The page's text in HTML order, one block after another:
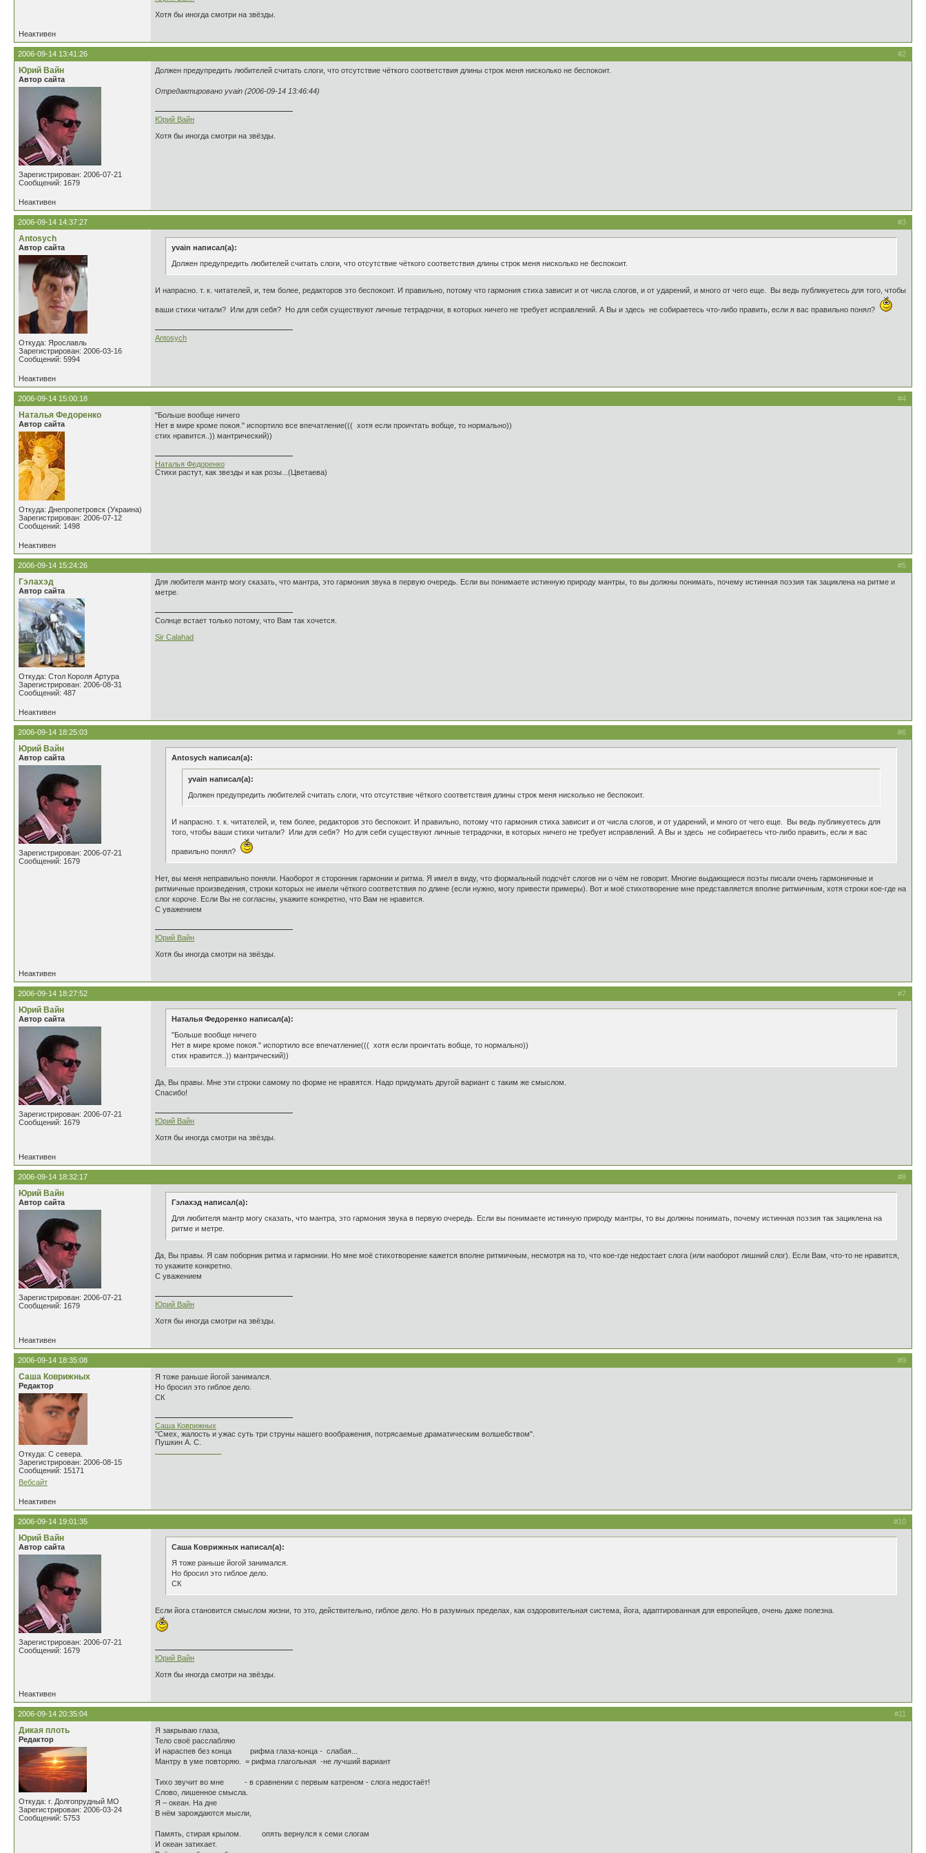
Хотя бы иногда смотри на звёзды.
Неактивен
#2
2006-09-14 13:41:26
Юрий Вайн
Автор сайта
Зарегистрирован: 2006-07-21
Сообщений: 1679
Должен предупредить любителей считать слоги, что отсутствие чёткого соответствия длины строк меня нисколько не беспокоит.
Отредактировано yvain (2006-09-14 13:46:44)
Юрий Вайн
Хотя бы иногда смотри на звёзды.
Неактивен
#3
2006-09-14 14:37:27
Antosych
Автор сайта
Откуда: Ярославль
Зарегистрирован: 2006-03-16
Сообщений: 5994
yvain написал(а):
Должен предупредить любителей считать слоги, что отсутствие чёткого соответствия длины строк меня нисколько не беспокоит.
И напрасно. т. к. читателей, и, тем более, редакторов это беспокоит. И правильно, потому что гармония стиха зависит и от числа слогов, и от ударений, и много от чего еще. Вы ведь публикуетесь для того, чтобы
ваши стихи читали? Или для себя? Но для себя существуют личные тетрадочки, в которых ничего не требует исправлений. А Вы и здесь не собираетесь что-либо править, если я вас правильно понял?
Antosych
Неактивен
#4
2006-09-14 15:00:18
Наталья Федоренко
Автор сайта
Откуда: Днепропетровск (Украина)
Зарегистрирован: 2006-07-12
Сообщений: 1498
"Больше вообще ничего
Нет в мире кроме покоя." испортило все впечатление((( хотя если проичтать вобще, то нормально))
стих нравится..)) мантрический))
Наталья Федоренко
Стихи растут, как звезды и как розы...(Цветаева)
Неактивен
#5
2006-09-14 15:24:26
Гэлахэд
Автор сайта
Откуда: Стол Короля Артура
Зарегистрирован: 2006-08-31
Сообщений: 487
Для любителя мантр могу сказать, что мантра, это гармония звука в первую очередь. Если вы понимаете истинную природу мантры, то вы должны понимать, почему истинная поэзия так зациклена на ритме и
метре.
Солнце встает только потому, что Вам так хочется.
Sir Calahad
Неактивен
#6
2006-09-14 18:25:03
Юрий Вайн
Автор сайта
Зарегистрирован: 2006-07-21
Сообщений: 1679
Antosych написал(а):
yvain написал(а):
Должен предупредить любителей считать слоги, что отсутствие чёткого соответствия длины строк меня нисколько не беспокоит.
И напрасно. т. к. читателей, и, тем более, редакторов это беспокоит. И правильно, потому что гармония стиха зависит и от числа слогов, и от ударений, и много от чего еще. Вы ведь публикуетесь для
того, чтобы ваши стихи читали? Или для себя? Но для себя существуют личные тетрадочки, в которых ничего не требует исправлений. А Вы и здесь не собираетесь что-либо править, если я вас
правильно понял?
Нет, вы меня неправильно поняли. Наоборот я сторонник гармонии и ритма. Я имел в виду, что формальный подсчёт слогов ни о чём не говорит. Многие выдающиеся поэты писали очень гармоничные и
ритмичные произведения, строки которых не имели чёткого соответствия по длине (если нужно, могу привести примеры). Вот и моё стихотворение мне представляется вполне ритмичным, хотя строки кое-где на
слог короче. Если Вы не согласны, укажите конкретно, что Вам не нравится.
С уважением
Юрий Вайн
Хотя бы иногда смотри на звёзды.
Неактивен
#7
2006-09-14 18:27:52
Юрий Вайн
Автор сайта
Зарегистрирован: 2006-07-21
Сообщений: 1679
Наталья Федоренко написал(а):
"Больше вообще ничего
Нет в мире кроме покоя." испортило все впечатление((( хотя если проичтать вобще, то нормально))
стих нравится..)) мантрический))
Да, Вы правы. Мне эти строки самому по форме не нравятся. Надо придумать другой вариант с таким же смыслом.
Спасибо!
Юрий Вайн
Хотя бы иногда смотри на звёзды.
Неактивен
#8
2006-09-14 18:32:17
Юрий Вайн
Автор сайта
Зарегистрирован: 2006-07-21
Сообщений: 1679
Гэлахэд написал(а):
Для любителя мантр могу сказать, что мантра, это гармония звука в первую очередь. Если вы понимаете истинную природу мантры, то вы должны понимать, почему истинная поэзия так зациклена на
ритме и метре.
Да, Вы правы. Я сам поборник ритма и гармонии. Но мне моё стихотворение кажется вполне ритмичным, несмотря на то, что кое-где недостает слога (или наоборот лишний слог). Если Вам, что-то не нравится,
то укажите конкретно.
С уважением
Юрий Вайн
Хотя бы иногда смотри на звёзды.
Неактивен
#9
2006-09-14 18:35:08
Саша Коврижных
Редактор
Откуда: С севера.
Зарегистрирован: 2006-08-15
Сообщений: 15171
Вебсайт
Я тоже раньше йогой занимался.
Но бросил это гиблое дело.
СК
Саша Коврижных
"Смех, жалость и ужас суть три струны нашего воображения, потрясаемые драматическим волшебством".
Пушкин А. С.
Неактивен
#10
2006-09-14 19:01:35
Юрий Вайн
Автор сайта
Зарегистрирован: 2006-07-21
Сообщений: 1679
Саша Коврижных написал(а):
Я тоже раньше йогой занимался.
Но бросил это гиблое дело.
СК
Если йога становится смыслом жизни, то это, действительно, гиблое дело. Но в разумных пределах, как оздоровительная система, йога, адаптированная для европейцев, очень даже полезна.
Юрий Вайн
Хотя бы иногда смотри на звёзды.
Неактивен
#11
2006-09-14 20:35:04
Дикая плоть
Редактор
Откуда: г. Долгопрудный МО
Зарегистрирован: 2006-03-24
Сообщений: 5753
Я закрываю глаза,
Тело своё расслабляю
И нараспев без конца рифма глаза-конца - слабая...
Мантру в уме повторяю. = рифма глагольная -не лучший вариант
Тихо звучит во мне - в сравнении с первым катреном - слога недостаёт!
Слово, лишенное смысла.
Я – океан. На дне
В нём зарождаются мысли,
Память, стирая крылом. опять вернулся к семи слогам
И океан затихает.